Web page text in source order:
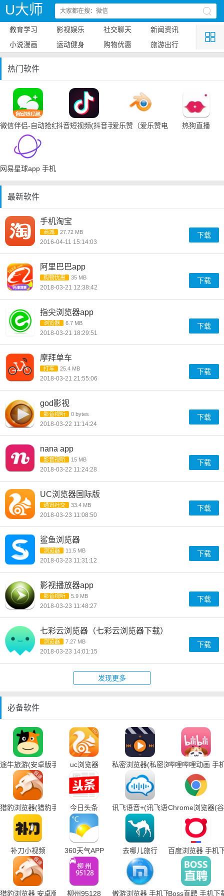
U大师
教育学习 影视娱乐 社交聊天
新闻资讯
小说漫画
运动健身 购物优惠 旅游出行
热门软件
微信伴侣-自动抢红包抖音短视频(抖音手机下载)爱乐赞（爱乐赞电脑手机下载）
热狗直播
网易星球app 手机下载
最新软件
手机淘宝
商城 27.72 MB
2016-04-11 15:14:03
下载
阿里巴巴app
购物优惠 35 MB
2018-03-21 12:38:42
下载
指尖浏览器app
浏览器 6.7 MB
2018-03-21 18:29:51
下载
摩拜单车
打车 25.4 MB
2018-03-21 21:55:06
下载
god影视
影音视听 0 bytes
2018-03-22 11:14:24
下载
nana app
影音视听 15 MB
2018-03-22 11:24:28
下载
UC浏览器国际版
通讯社交 33.4 MB
2018-03-23 11:08:50
下载
鲨鱼浏览器
浏览器 11.5 MB
2018-03-23 11:31:12
下载
影视播放器app
影音视听 5.9 MB
2018-03-23 11:48:27
下载
七彩云浏览器（七彩云浏览器下载）
浏览器 7.27 MB
2018-03-23 14:01:15
下载
发现更多
必备软件
途牛旅游(安卓版手机下载)uc浏览器 私密浏览器(私密浏览器手机下载)
哔哩哔哩动画 手
猎豹浏览器(猎豹手机浏览器下载)
今日头条 讯飞语音+(讯飞语音输入法手机下
Chrome浏览器(
补刀小视频 360天气APP 去哪儿旅行 百度浏览器 手机
猎豹浏览器 安卓版 柳州95128 傲游浏览器 手机下载Boss直聘 手机下